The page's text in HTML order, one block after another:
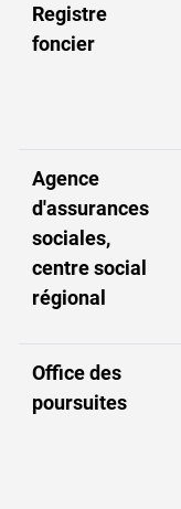
Registre
foncier
Agence
d'assurances
sociales,
centre social
régional
Office des
poursuites